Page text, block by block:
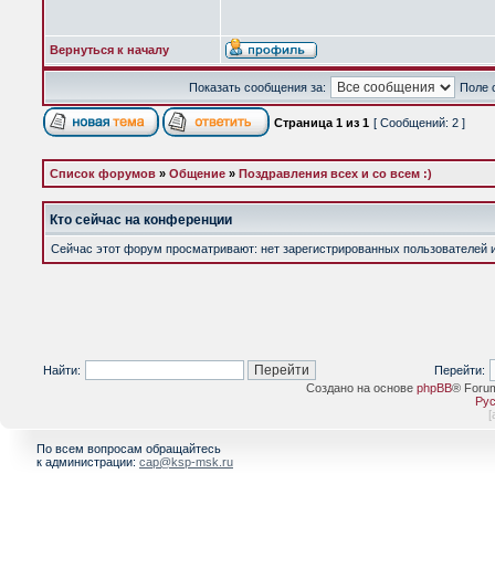
Вернуться к началу
Показать сообщения за: Поле
Страница 1 из 1 [ Сообщений: 2 ]
Список форумов » Общение » Поздравления всех и со всем :)
Кто сейчас на конференции
Сейчас этот форум просматривают: нет зарегистрированных пользователей
Найти:
Перейти:
Создано на основе phpBB®
[
По всем вопросам обращайтесь
к администрации: cap@ksp-msk.ru